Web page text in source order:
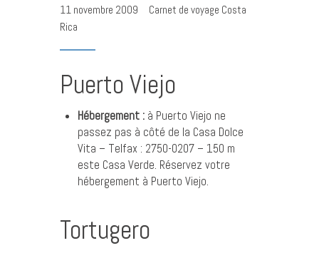
11 novembre 2009
Carnet de voyage Costa
Rica
Puerto Viejo
Hébergement :à Puerto Viejo ne
passez pas à côté de la Casa Dolce
Vita – Telfax : 2750-0207 – 150 m
este Casa Verde. Réservez votre
hébergement à Puerto Viejo.
Tortugero